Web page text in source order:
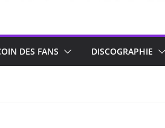
DES FANS DISCOGRAPHIE